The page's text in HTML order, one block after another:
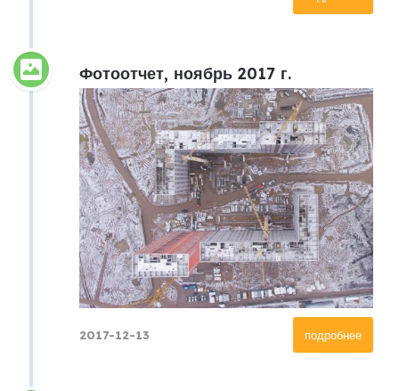
Фотоотчет, ноябрь 2017 г.
подробнее
2017-12-13